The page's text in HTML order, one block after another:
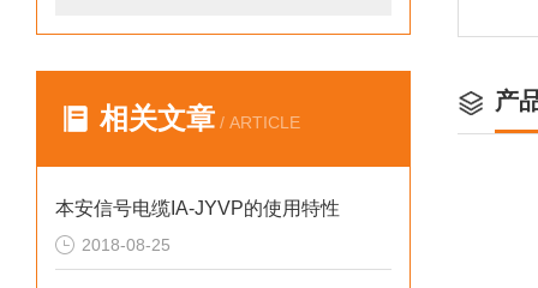
相关文章 / ARTICLE
本安信号电缆IA-JYVP的使用特性
2018-08-25
产